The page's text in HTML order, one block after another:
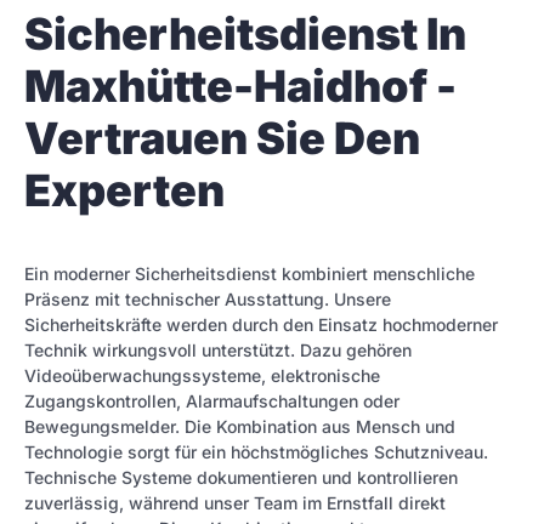
Sicherheitsdienst In
Maxhütte-Haidhof -
Vertrauen Sie Den
Experten
Ein moderner Sicherheitsdienst kombiniert menschliche
Präsenz mit technischer Ausstattung. Unsere
Sicherheitskräfte werden durch den Einsatz hochmoderner
Technik wirkungsvoll unterstützt. Dazu gehören
Videoüberwachungssysteme, elektronische
Zugangskontrollen, Alarmaufschaltungen oder
Bewegungsmelder. Die Kombination aus Mensch und
Technologie sorgt für ein höchstmögliches Schutzniveau.
Technische Systeme dokumentieren und kontrollieren
zuverlässig, während unser Team im Ernstfall direkt